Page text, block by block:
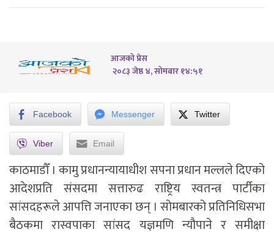
आजको प्रेस
२०८३ जेष्ठ ४, सोमबार १४:५१
Facebook Messenger Twitter
Viber Email
काठमाडौँ । कामु प्रधानन्यायाधीश सपना प्रधान मल्लले दिएको
आदेशप्रति संसदमा सत्तारुढ राष्ट्रिय स्वतन्त्र पार्टीका
सांसदहरूले आपत्ति जनाएका छन् । सोमबारको प्रतिनिधिसभा
बैठकमा रास्वपाका सांसद यज्ञमणि न्यौपाने र समीक्षा